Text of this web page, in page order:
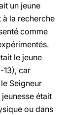
un jeune
à la recherche
comme
le jeune
13), car
Seigneur
était
ou dans